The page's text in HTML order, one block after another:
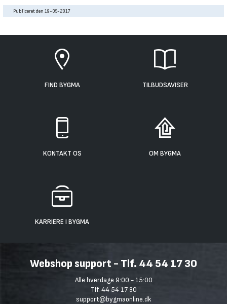
Publiceret den 19-05-2017
FIND BYGMA TILBUDSAVISER
KONTAKT OS OM BYGMA
KARRIERE I BYGMA
Webshop support - Tlf. 44 54 17 30
Alle hverdage 9:00 - 15:00
Tlf. 44 54 17 30
support@bygmaonline.dk